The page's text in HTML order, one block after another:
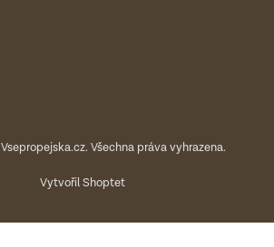
Vytvořil Shoptet
Vsepropejska.cz. Všechna práva vyhrazena.